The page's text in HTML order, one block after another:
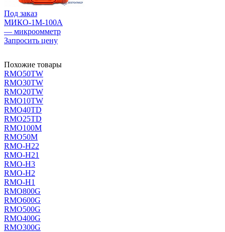
Под заказ
МИКО-1М-100А
— микроомметр
Запросить цену
Похожие товары
RMO50TW
RMO30TW
RMO20TW
RMO10TW
RMO40TD
RMO25TD
RMO100M
RMO50M
RMO-H22
RMO-H21
RMO-H3
RMO-H2
RMO-H1
RMO800G
RMO600G
RMO500G
RMO400G
RMO300G